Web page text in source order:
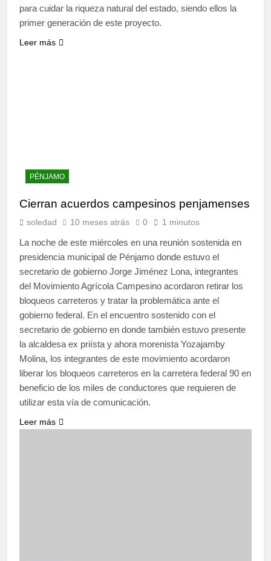
para cuidar la riqueza natural del estado, siendo ellos la
primer generación de este proyecto.
Leer más
PÉNJAMO
Cierran acuerdos campesinos penjamenses
soledad 10 meses atrás 0 1 minutos
La noche de este miércoles en una reunión sostenida en
presidencia municipal de Pénjamo donde estuvo el
secretario de gobierno Jorge Jiménez Lona, integrantes
del Movimiento Agrícola Campesino acordaron retirar los
bloqueos carreteros y tratar la problemática ante el
gobierno federal. En el encuentro sostenido con el
secretario de gobierno en donde también estuvo presente
la alcaldesa ex priísta y ahora morenista Yozajamby
Molina, los integrantes de este movimiento acordaron
liberar los bloqueos carreteros en la carretera federal 90 en
beneficio de los miles de conductores que requieren de
utilizar esta vía de comunicación.
Leer más